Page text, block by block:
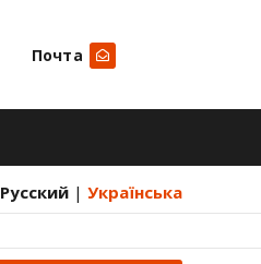
Почта
Русский | Українська